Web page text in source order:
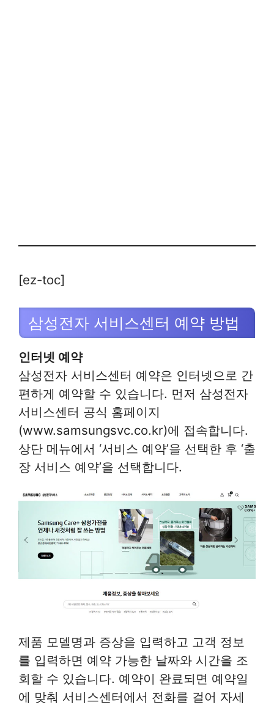
[ez-toc]
삼성전자 서비스센터 예약 방법
인터넷 예약
삼성전자 서비스센터 예약은 인터넷으로 간
편하게 예약할 수 있습니다. 먼저 삼성전자
서비스센터 공식 홈페이지
(www.samsungsvc.co.kr)에 접속합니다.
상단 메뉴에서 ‘서비스 예약’을 선택한 후 ‘출
장 서비스 예약’을 선택합니다.
제품 모델명과 증상을 입력하고 고객 정보
를 입력하면 예약 가능한 날짜와 시간을 조
회할 수 있습니다. 예약이 완료되면 예약일
에 맞춰 서비스센터에서 전화를 걸어 자세